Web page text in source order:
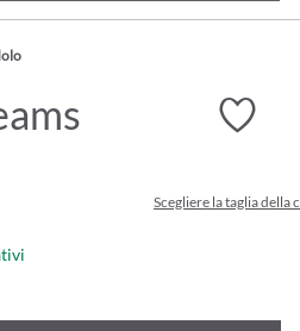
Scegliere la taglia della